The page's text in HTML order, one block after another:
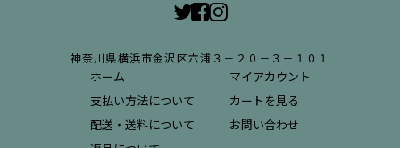
神奈川県横浜市金沢区六浦３－２０－３－１０１
ホーム
支払い方法について
配送・送料について
マイアカウント
カートを見る
お問い合わせ